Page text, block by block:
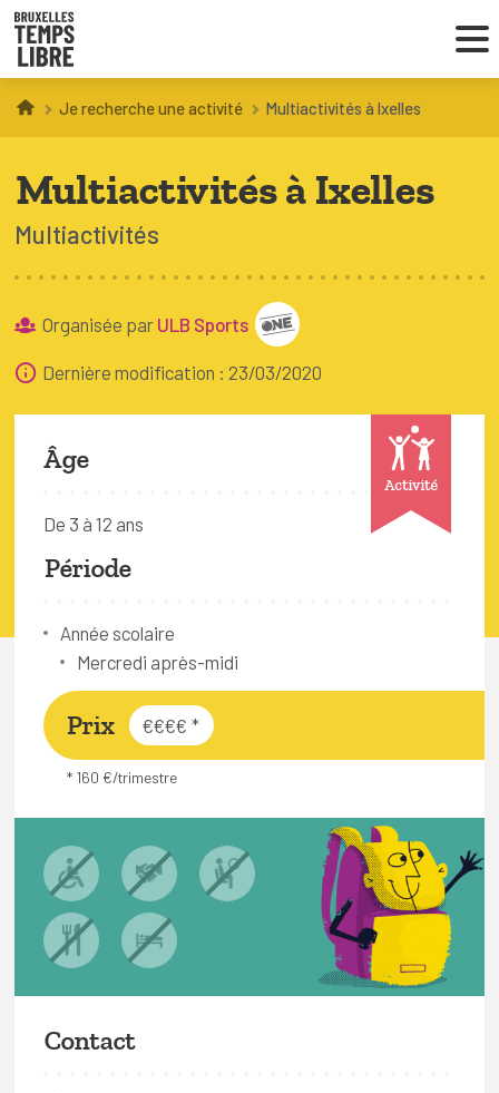
Infos parents
Droit au loisir
Coordinations ATL
VOUS CHERCHEZ DES ACTIVITÉS
À BRUXELLES
Trouver une activité
Connexion
Bruxelles Temps Libre
Je recherche une activité Multiactivités à Ixelles
Multiactivités à Ixelles
Multiactivités
Organisée par ULB Sports
Dernière modification : 23/03/2020
Activité
Âge
De 3 à 12 ans
Période
Année scolaire
Mercredi après-midi
Prix €€€€ *
* 160 €/trimestre
Contact